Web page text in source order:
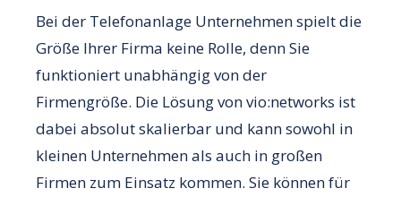
Bei der Telefonanlage Unternehmen spielt die
Größe Ihrer Firma keine Rolle, denn Sie
funktioniert unabhängig von der
Firmengröße. Die Lösung von vio:networks ist
dabei absolut skalierbar und kann sowohl in
kleinen Unternehmen als auch in großen
Firmen zum Einsatz kommen. Sie können für